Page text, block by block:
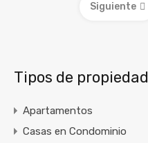
Siguiente
Tipos de propiedad
Apartamentos
Casas en Condominio